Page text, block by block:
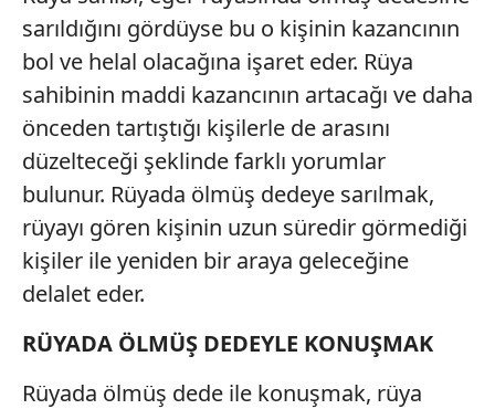
sarıldığını gördüyse bu o kişinin kazancının
bol ve helal olacağına işaret eder. Rüya
sahibinin maddi kazancının artacağı ve daha
önceden tartıştığı kişilerle de arasını
düzelteceği şeklinde farklı yorumlar
bulunur. Rüyada ölmüş dedeye sarılmak,
rüyayı gören kişinin uzun süredir görmediği
kişiler ile yeniden bir araya geleceğine
delalet eder.
RÜYADA ÖLMÜŞ DEDEYLE KONUŞMAK
Rüyada ölmüş dede ile konuşmak, rüya